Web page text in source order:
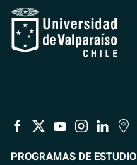
PROGRAMAS DE ESTUDIO